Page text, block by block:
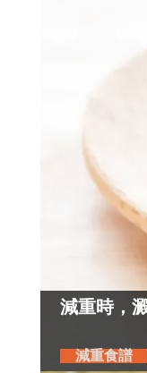
減重時，
減重食譜